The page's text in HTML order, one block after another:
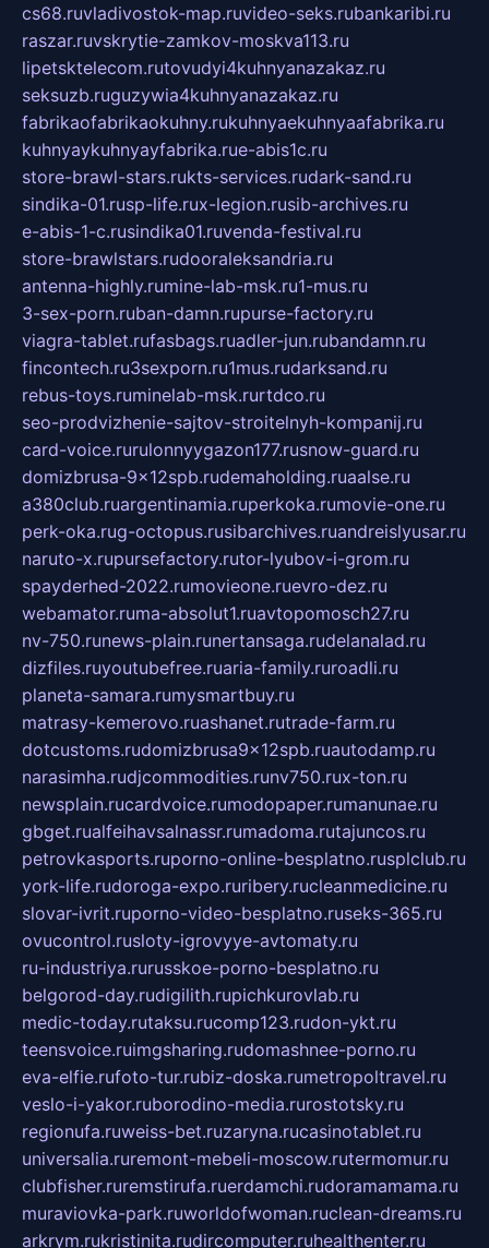
cs68.ruvladivostok-map.ruvideo-seks.rubankaribi.ru
raszar.ruvskrytie-zamkov-moskva113.ru
lipetsktelecom.rutovudyi4kuhnyanazakaz.ru
seksuzb.ruguzywia4kuhnyanazakaz.ru
fabrikaofabrikaokuhny.rukuhnyaekuhnyaafabrika.ru
kuhnyaykuhnyayfabrika.rue-abis1c.ru
store-brawl-stars.rukts-services.rudark-sand.ru
sindika-01.rusp-life.rux-legion.rusib-archives.ru
e-abis-1-c.rusindika01.ruvenda-festival.ru
store-brawlstars.rudooraleksandria.ru
antenna-highly.rumine-lab-msk.ru1-mus.ru
3-sex-porn.ruban-damn.rupurse-factory.ru
viagra-tablet.rufasbags.ruadler-jun.rubandamn.ru
fincontech.ru3sexporn.ru1mus.rudarksand.ru
rebus-toys.ruminelab-msk.rurtdco.ru
seo-prodvizhenie-sajtov-stroitelnyh-kompanij.ru
card-voice.rurulonnyygazon177.rusnow-guard.ru
domizbrusa-9x12spb.rudemaholding.ruaalse.ru
a380club.ruargentinamia.ruperkoka.rumovie-one.ru
perk-oka.rug-octopus.rusibarchives.ruandreislyusar.ru
naruto-x.rupursefactory.rutor-lyubov-i-grom.ru
spayderhed-2022.rumovieone.ruevro-dez.ru
webamator.ruma-absolut1.ruavtopomosch27.ru
nv-750.runews-plain.runertansaga.rudelanalad.ru
dizfiles.ruyoutubefree.ruaria-family.ruroadli.ru
planeta-samara.rumysmartbuy.ru
matrasy-kemerovo.ruashanet.rutrade-farm.ru
dotcustoms.rudomizbrusa9x12spb.ruautodamp.ru
narasimha.rudjcommodities.runv750.rux-ton.ru
newsplain.rucardvoice.rumodopaper.rumanunae.ru
gbget.rualfeihavsalnassr.rumadoma.rutajuncos.ru
petrovkasports.ruporno-online-besplatno.rusplclub.ru
york-life.rudoroga-expo.ruribery.rucleanmedicine.ru
slovar-ivrit.ruporno-video-besplatno.ruseks-365.ru
ovucontrol.rusloty-igrovyye-avtomaty.ru
ru-industriya.rurusskoe-porno-besplatno.ru
belgorod-day.rudigilith.rupichkurovlab.ru
medic-today.rutaksu.rucomp123.rudon-ykt.ru
teensvoice.ruimgsharing.rudomashnee-porno.ru
eva-elfie.rufoto-tur.rubiz-doska.rumetropoltravel.ru
veslo-i-yakor.ruborodino-media.rurostotsky.ru
regionufa.ruweiss-bet.ruzaryna.rucasinotablet.ru
universalia.ruremont-mebeli-moscow.rutermomur.ru
clubfisher.ruremstirufa.ruerdamchi.rudoramamama.ru
muraviovka-park.ruworldofwoman.ruclean-dreams.ru
arkrym.rukristinita.rudircomputer.ruhealthenter.ru